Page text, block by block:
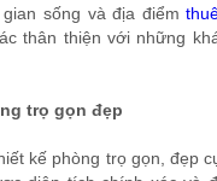
sống và địa điểm
thân thiện với những
trọ gọn đẹp
kế phòng trọ gọn, đẹp